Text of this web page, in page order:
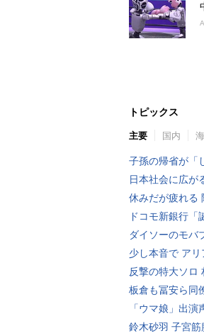
トピックス
主要 国内
子孫の帰省が「
日本社会に広が
休みだが疲れる
ドコモ新銀行「
ダイソーのモバ
少し本音で ア
反撃の特大ソロ
板倉も冨安ら同
「ウマ娘」出
鈴木砂羽 子宮